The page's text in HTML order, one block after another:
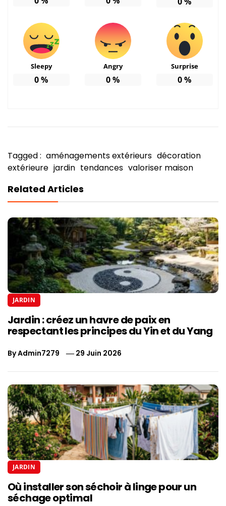
Sleepy
0%
Angry
0%
Surprise
0%
Tagged : aménagements extérieurs décoration
extérieure jardin tendances valoriser maison
Related Articles
JARDIN
Jardin : créez un havre de paix en
respectant les principes du Yin et du Yang
ByAdmin7279 29 Juin 2026
JARDIN
Où installer son séchoir à linge pour un
séchage optimal